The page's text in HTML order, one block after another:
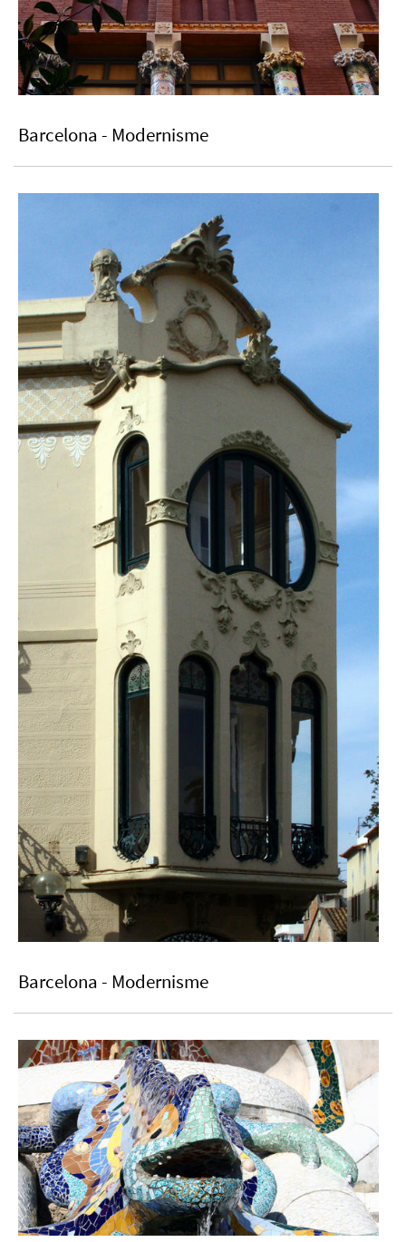
Barcelona - Modernisme
Barcelona - Modernisme